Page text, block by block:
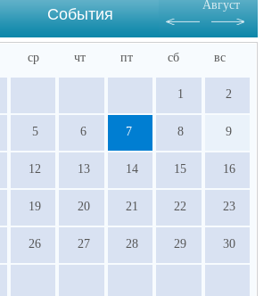
События
Август
ср чт пт сб вс
1 2
5 6 7 8 9
12 13 14 15 16
19 20 21 22 23
26 27 28 29 30